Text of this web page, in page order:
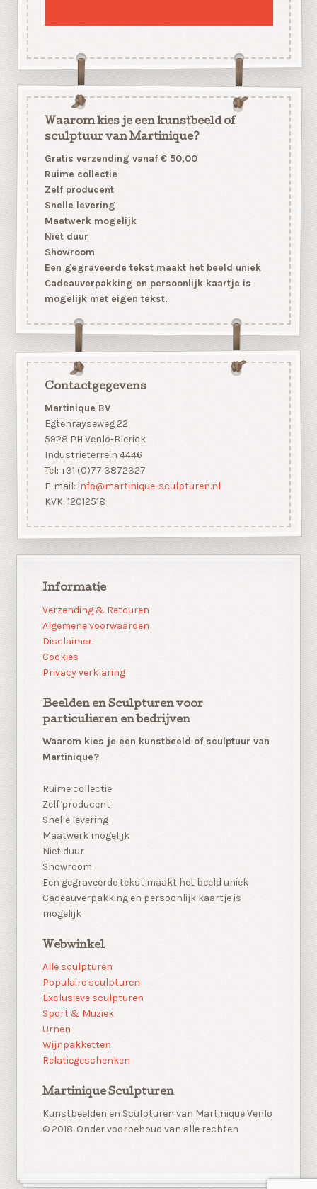
Waarom kies je een kunstbeeld of
sculptuur van Martinique?
Gratis verzending vanaf € 50,00
Ruime collectie
Zelf producent
Snelle levering
Maatwerk mogelijk
Niet duur
Showroom
Een gegraveerde tekst maakt het beeld uniek
Cadeauverpakking en persoonlijk kaartje is
mogelijk met eigen tekst.
Contactgegevens
Martinique BV
Egtenrayseweg 22
5928 PH Venlo-Blerick
Industrieterrein 4446
Tel: +31 (0)77 3872327
E-mail: info@martinique-sculpturen.nl
KVK: 12012518
Informatie
Verzending & Retouren
Algemene voorwaarden
Disclaimer
Cookies
Privacy verklaring
Beelden en Sculpturen voor
particulieren en bedrijven
Waarom kies je een kunstbeeld of sculptuur van
Martinique?
Ruime collectie
Zelf producent
Snelle levering
Maatwerk mogelijk
Niet duur
Showroom
Een gegraveerde tekst maakt het beeld uniek
Cadeauverpakking en persoonlijk kaartje is
mogelijk
Webwinkel
Alle sculpturen
Populaire sculpturen
Exclusieve sculpturen
Sport & Muziek
Urnen
Wijnpakketten
Relatiegeschenken
Martinique Sculpturen
Kunstbeelden en Sculpturen van Martinique Venlo
© 2018. Onder voorbehoud van alle rechten